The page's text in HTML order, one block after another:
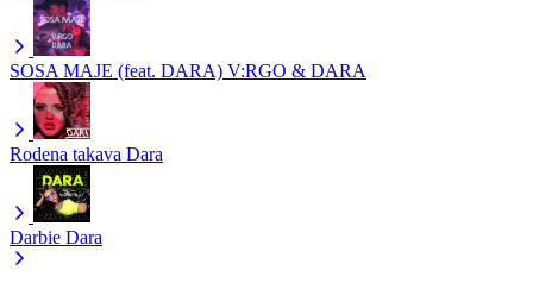
SOSA MAJE (feat. DARA) V:RGO & DARA
Rodena takava Dara
Darbie Dara